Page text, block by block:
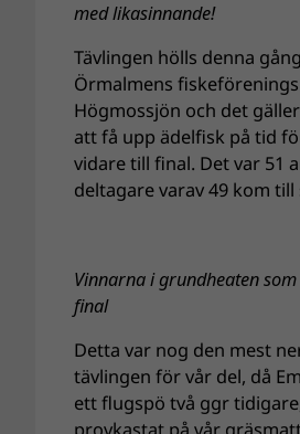
med likasinnande!
Tävlingen hölls denna
Örmalmens
Högmossjön och det
att få upp ädelfisk på tid
vidare till final. Det var 51
deltagare varav 49 kom till
Vinnarna i grundheaten
final
Detta var nog den mest
tävlingen för vår del, då
ett flugspö två ggr